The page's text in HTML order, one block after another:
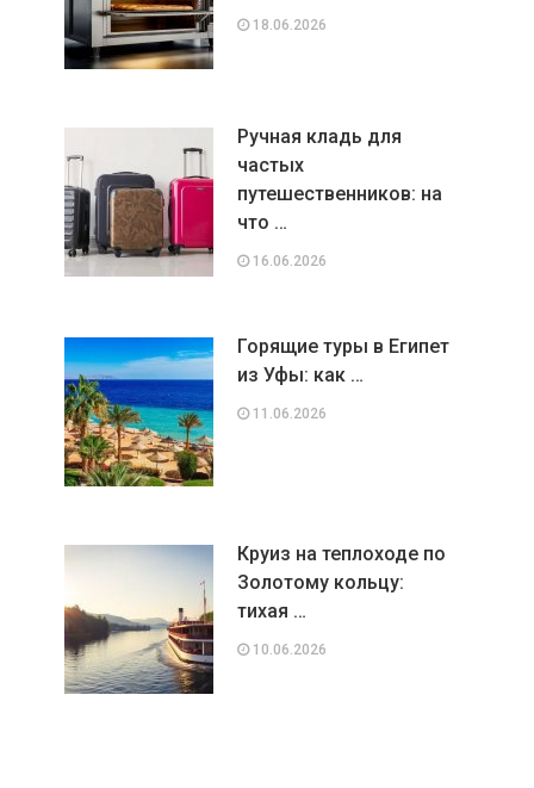
18.06.2026
Ручная кладь для
частых
путешественников: на
что …
16.06.2026
Горящие туры в Египет
из Уфы: как …
11.06.2026
Круиз на теплоходе по
Золотому кольцу:
тихая …
10.06.2026